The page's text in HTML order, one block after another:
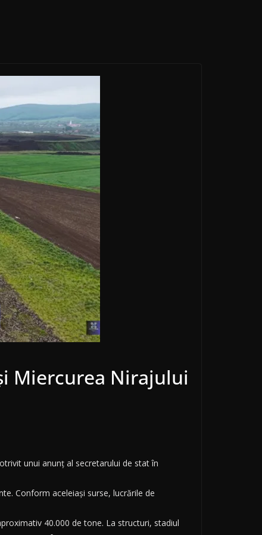
Miercurea Nirajului
unui anunț al secretarului de stat în
Conform aceleiași surse, lucrările de
40.000 de tone. La structuri, stadiul